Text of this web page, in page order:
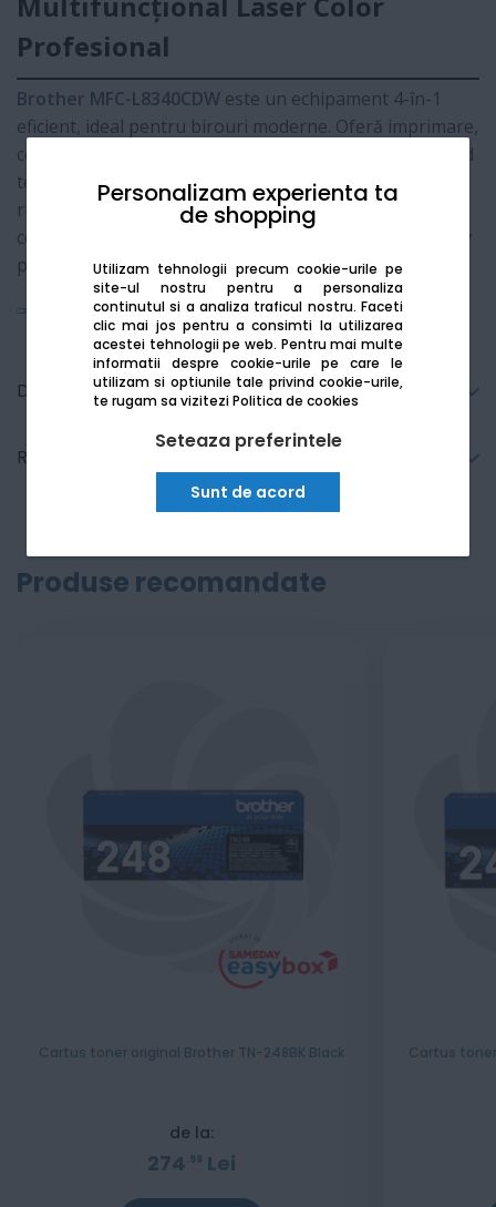
Personalizam experienta ta
de shopping
Utilizam tehnologii precum cookie-urile pe
site-ul nostru pentru a personaliza
continutul si a analiza traficul nostru. Faceti
clic mai jos pentru a consimti la utilizarea
acestei tehnologii pe web. Pentru mai multe
informatii despre cookie-urile pe care le
utilizam si optiunile tale privind cookie-urile,
te rugam sa viziteziPolitica de cookies
Seteaza preferintele
Sunt de acord
Profesional
Brother MFC-L8340CDW este un echipament 4-în-1
eficient, ideal pentru birouri moderne. Oferă imprimare,
copiere, scanare și fax la calitate profesională, utilizând
tehnologia digitală LED. Dispozitivul combină viteza
ridicată cu o funcționare silențioasă, fiind dotat cu
conectivitate Wireless de 5GHz și un ecran tactil intuitiv
pentru gestionarea rapidă a documentelor color.
Vezi mai mult
Detalii tehnice
Recenzii
Produse recomandate
Cartus toner original Brother TN-248BK Black
de la:
274 98 Lei
Cartus